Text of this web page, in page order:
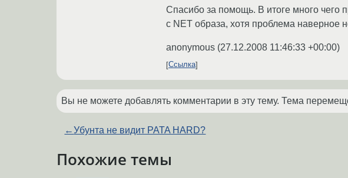
Спасибо за помощь. В итоге много чего
с NET образа, хотя проблема наверное
anonymous (27.12.2008 11:46:33 +00:00)
Ссылка
Вы не можете добавлять комментарии в эту тему. Тема
←Убунта не видит PATA HARD?
Похожие темы